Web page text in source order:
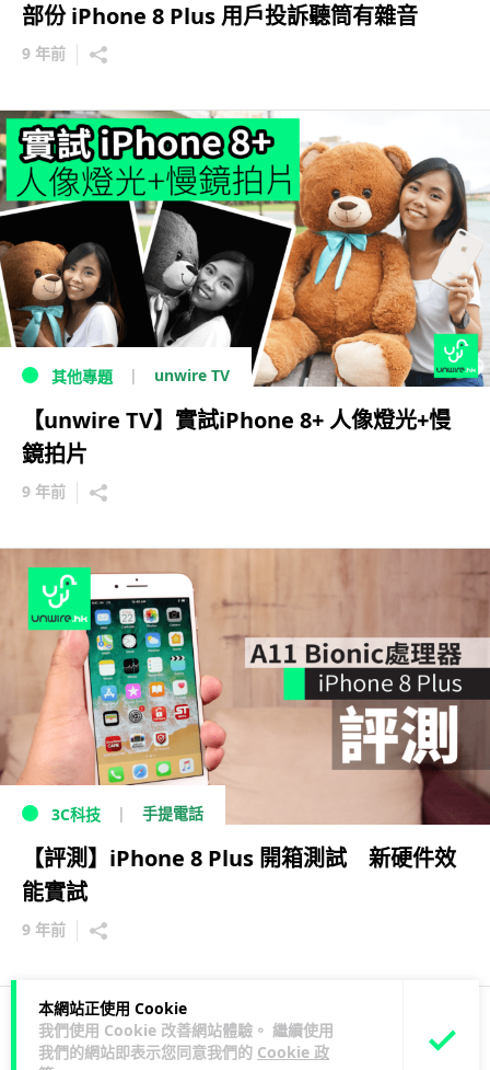
本網站正使用 Cookie
我們使用 Cookie 改善網站體驗。 繼續使用
我們的網站即表示您同意我們的 Cookie 政
部份 iPhone 8 Plus 用戶投訴聽筒有雜音
9 年前
其他專題 unwire TV
【unwire TV】實試iPhone 8+ 人像燈光+慢
鏡拍片
9 年前
3C科技 手提電話
【評測】iPhone 8 Plus 開箱測試 新硬件效
能實試
9 年前
1 2 3